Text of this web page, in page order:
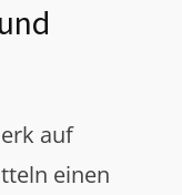
auf
einen